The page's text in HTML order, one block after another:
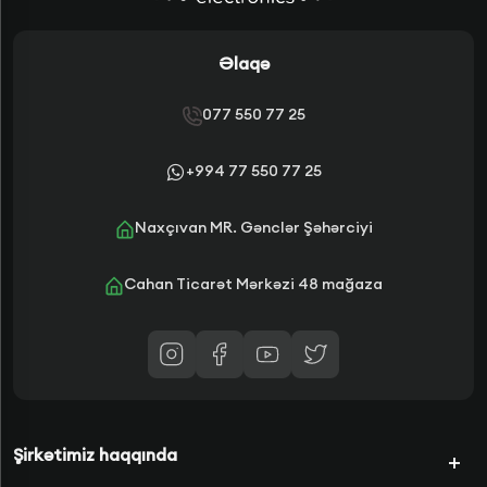
Şirkətimiz haqqında
Əlaqə
077 550 77 25
+994 77 550 77 25
Naxçıvan MR. Gənclər Şəhərciyi
Cahan Ticarət Mərkəzi 48 mağaza